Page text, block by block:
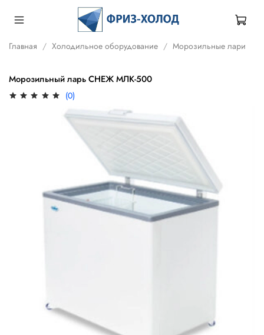
Главная Холодильное оборудование Морозильные лари
Морозильный ларь СНЕЖ МЛК-500
(0)